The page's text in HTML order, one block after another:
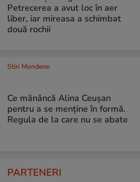
Petrecerea a avut loc în aer
liber, iar mireasa a schimbat
două rochii
Stiri Mondene
Ce mănâncă Alina Ceușan
pentru a se menține în formă.
Regula de la care nu se abate
PARTENERI